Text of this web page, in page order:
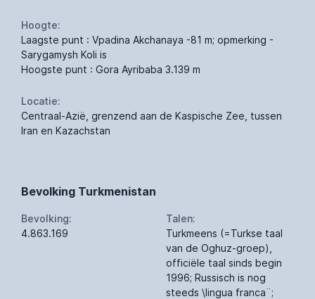
Hoogte:
Laagste punt : Vpadina Akchanaya -81 m; opmerking -
Sarygamysh Koli is
Hoogste punt : Gora Ayribaba 3.139 m
Locatie:
Centraal-Azië, grenzend aan de Kaspische Zee, tussen
Iran en Kazachstan
Bevolking Turkmenistan
Bevolking:
4.863.169
Talen:
Turkmeens (=Turkse taal
van de Oghuz-groep),
officiële taal sinds begin
1996; Russisch is nog
steeds \lingua franca¨;